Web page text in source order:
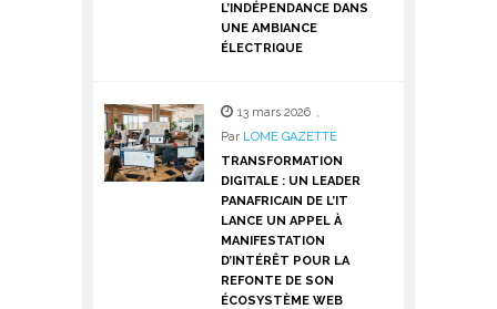
L’INDÉPENDANCE DANS
UNE AMBIANCE
ÉLECTRIQUE
13 mars 2026 ,
Par LOME GAZETTE
TRANSFORMATION
DIGITALE : UN LEADER
PANAFRICAIN DE L’IT
LANCE UN APPEL À
MANIFESTATION
D’INTÉRÊT POUR LA
REFONTE DE SON
ÉCOSYSTÈME WEB